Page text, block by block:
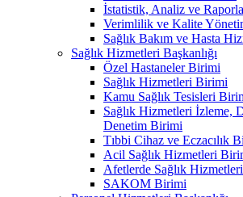
İstatistik, Analiz ve
Verimlilik ve Kalite
Sağlık Bakım ve Hasta
Sağlık Hizmetleri Başkanlığı
Özel Hastaneler Birimi
Sağlık Hizmetleri Birimi
Kamu Sağlık Tesisleri
Sağlık Hizmetleri İzleme,
Denetim Birimi
Tıbbi Cihaz ve Eczacılık
Acil Sağlık Hizmetleri
Afetlerde Sağlık
SAKOM Birimi